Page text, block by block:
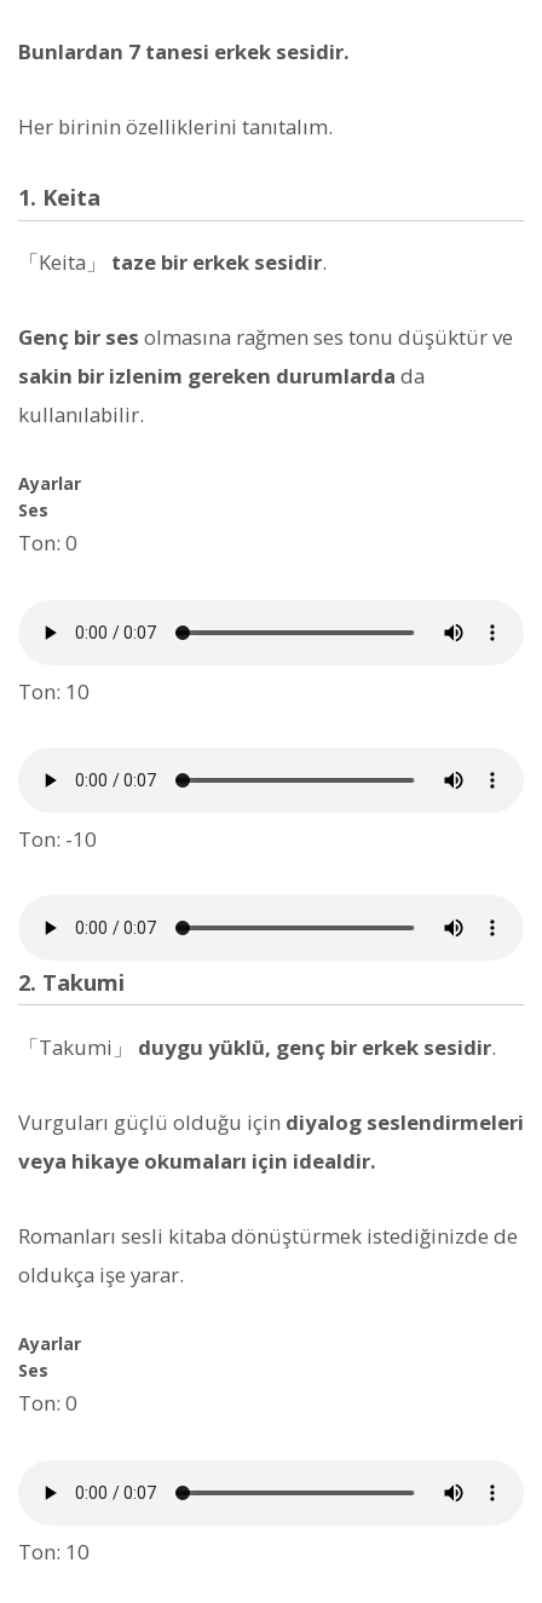
Bunlardan 7 tanesi erkek sesidir.
Her birinin özelliklerini tanıtalım.
1. Keita
「Keita」 taze bir erkek sesidir.
Genç bir ses olmasına rağmen ses tonu düşüktür ve
sakin bir izlenim gereken durumlarda da
kullanılabilir.
Ayarlar
Ses
Ton: 0
Ton: 10
Ton: -10
2. Takumi
「Takumi」 duygu yüklü, genç bir erkek sesidir.
Vurguları güçlü olduğu için diyalog seslendirmeleri
veya hikaye okumaları için idealdir.
Romanları sesli kitaba dönüştürmek istediğinizde de
oldukça işe yarar.
Ayarlar
Ses
Ton: 0
Ton: 10